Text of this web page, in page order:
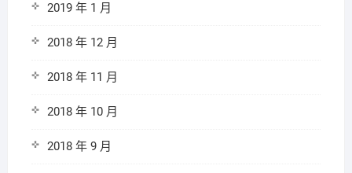
2019 年 1 月
2018 年 12 月
2018 年 11 月
2018 年 10 月
2018 年 9 月